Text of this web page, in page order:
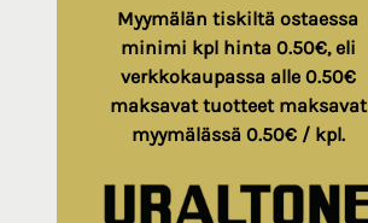
Myymälän tiskiltä ostaessa
minimi kpl hinta 0.50€, eli
verkkokaupassa alle 0.50€
maksavat tuotteet maksavat
myymälässä 0.50€ / kpl.